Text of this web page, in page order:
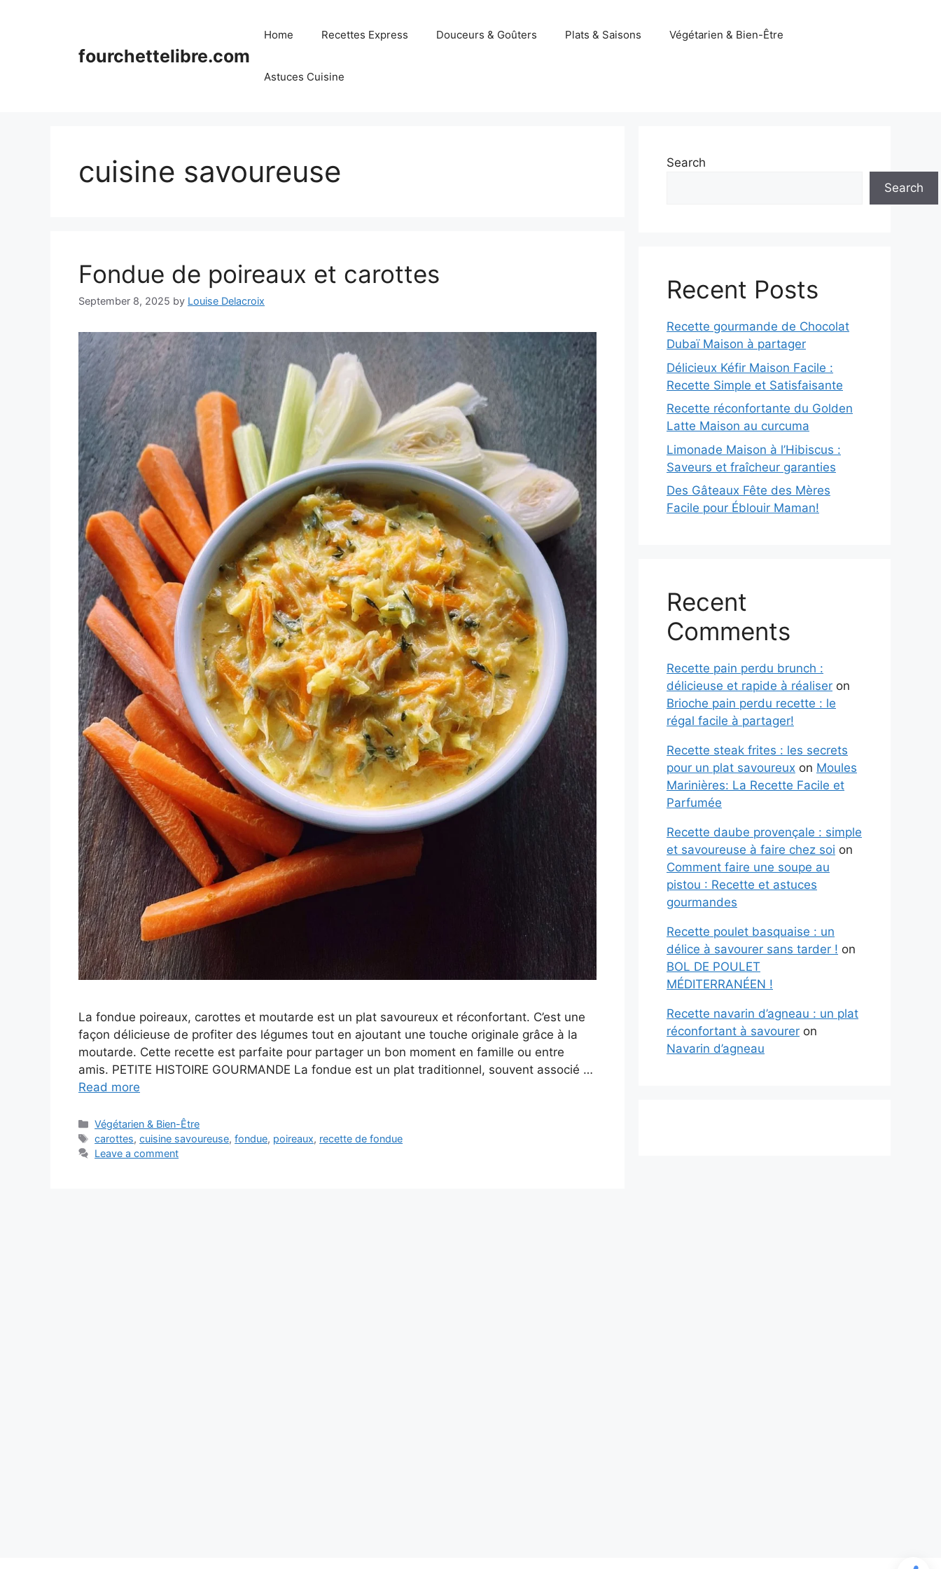
fourchettelibre.com
Home Recettes Express Douceurs & Goûters Plats & Saisons Végétarien & Bien-Être
Astuces Cuisine
cuisine savoureuse
Fondue de poireaux et carottes
September 8, 2025 by Louise Delacroix
La fondue poireaux, carottes et moutarde est un plat savoureux et réconfortant. C’est une
façon délicieuse de profiter des légumes tout en ajoutant une touche originale grâce à la
moutarde. Cette recette est parfaite pour partager un bon moment en famille ou entre
amis. PETITE HISTOIRE GOURMANDE La fondue est un plat traditionnel, souvent associé …
Read more
Categories
Végétarien & Bien-Être
Tags
carottes,cuisine savoureuse,fondue, poireaux, recette de fondue
Leave a comment
Search
Search
Recent Posts
Recette gourmande de Chocolat
Dubaï Maison à partager
Délicieux Kéfir Maison Facile :
Recette Simple et Satisfaisante
Recette réconfortante du Golden
Latte Maison au curcuma
Limonade Maison à l’Hibiscus :
Saveurs et fraîcheur garanties
Des Gâteaux Fête des Mères
Facile pour Éblouir Maman!
Recent
Comments
Recette pain perdu brunch :
délicieuse et rapide à réaliser on
Brioche pain perdu recette : le
régal facile à partager!
Recette steak frites : les secrets
pour un plat savoureux on Moules
Marinières: La Recette Facile et
Parfumée
Recette daube provençale : simple
et savoureuse à faire chez soi on
Comment faire une soupe au
pistou : Recette et astuces
gourmandes
Recette poulet basquaise : un
délice à savourer sans tarder ! on
BOL DE POULET
MÉDITERRANÉEN !
Recette navarin d’agneau : un plat
réconfortant à savourer on
Navarin d’agneau